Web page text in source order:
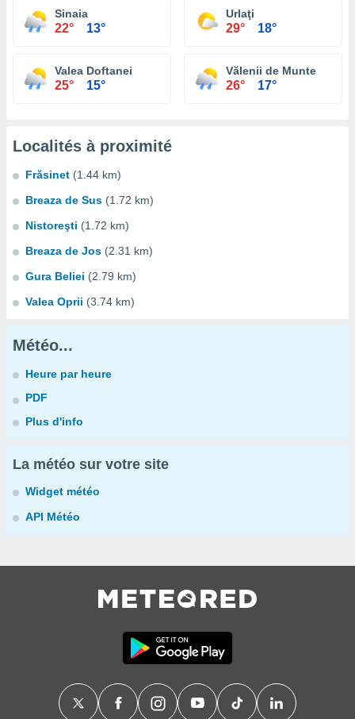
Sinaia
22° 13°
Urlaţi
29° 18°
Valea Doftanei
25° 15°
Vălenii de Munte
26° 17°
Localités à proximité
Frăsinet (1.44 km)
Breaza de Sus (1.72 km)
Nistoreşti (1.72 km)
Breaza de Jos (2.31 km)
Gura Beliei (2.79 km)
Valea Oprii (3.74 km)
Météo...
Heure par heure
PDF
Plus d'info
La météo sur votre site
Widget météo
API Météo